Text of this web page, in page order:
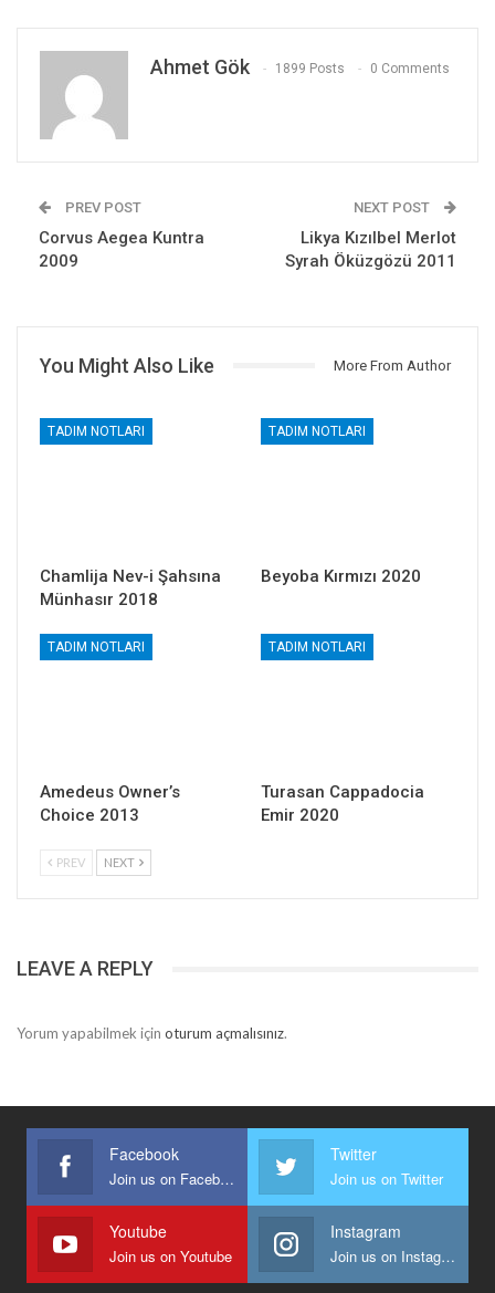
Ahmet Gök 1899 Posts 0 Comments
PREV POST
Corvus Aegea Kuntra
2009
NEXT POST
Likya Kızılbel Merlot
Syrah Öküzgözü 2011
You Might Also Like More From Author
TADIM NOTLARI
Chamlija Nev-i Şahsına
Münhasır 2018
TADIM NOTLARI
Beyoba Kırmızı 2020
TADIM NOTLARI
Amedeus Owner’s
Choice 2013
TADIM NOTLARI
Turasan Cappadocia
Emir 2020
PREV NEXT
LEAVE A REPLY
Yorum yapabilmek için oturum açmalısınız.
Facebook
Join us on Facebook
Twitter
Join us on Twitter
Youtube
Join us on Youtube
Instagram
Join us on Instagram